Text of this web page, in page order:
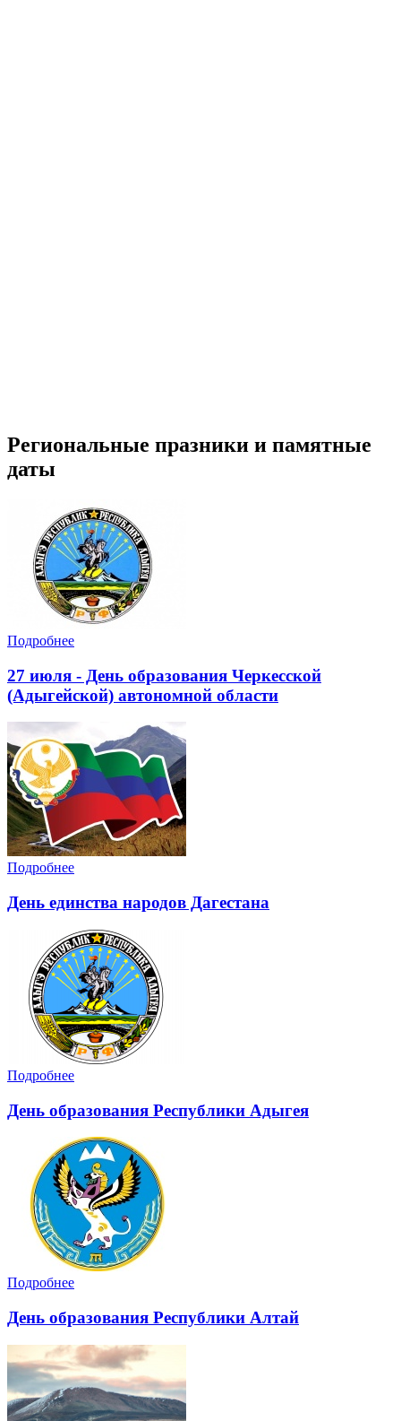
Региональные празники и памятные
даты
Подробнее
27 июля - День образования Черкесской
(Адыгейской) автономной области
Подробнее
День единства народов Дагестана
Подробнее
День образования Республики Адыгея
Подробнее
День образования Республики Алтай